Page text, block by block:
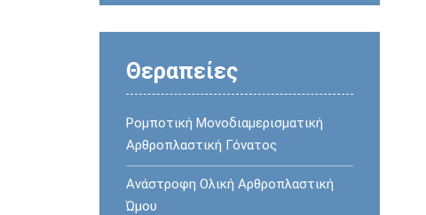
Θεραπείες
Ρομποτική Μονοδιαμερισματική
Αρθροπλαστική Γόνατος
Ανάστροφη Oλική Αρθροπλαστική
Ώμου